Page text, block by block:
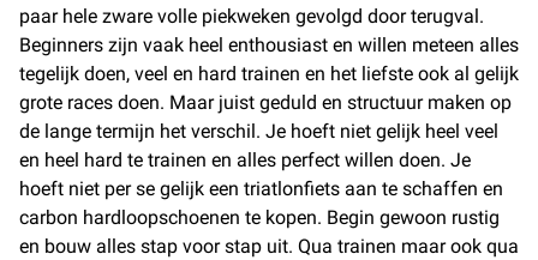
paar hele zware volle piekweken gevolgd door terugval.
Beginners zijn vaak heel enthousiast en willen meteen alles
tegelijk doen, veel en hard trainen en het liefste ook al gelijk
grote races doen. Maar juist geduld en structuur maken op
de lange termijn het verschil. Je hoeft niet gelijk heel veel
en heel hard te trainen en alles perfect willen doen. Je
hoeft niet per se gelijk een triatlonfiets aan te schaffen en
carbon hardloopschoenen te kopen. Begin gewoon rustig
en bouw alles stap voor stap uit. Qua trainen maar ook qua